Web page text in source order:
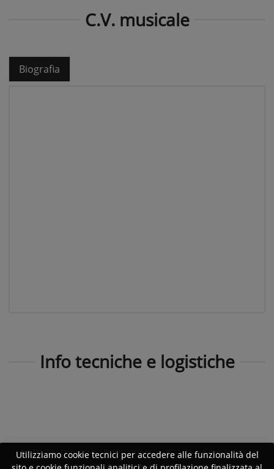
C.V. musicale
Biografia
Info tecniche e logistiche
Utilizziamo cookie tecnici per accedere alle funzionalità del